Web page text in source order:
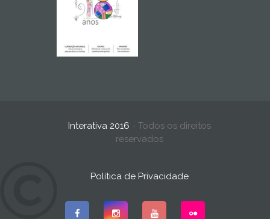
Interativa 2016 - Todos os direitos
reservados
Política de Privacidade